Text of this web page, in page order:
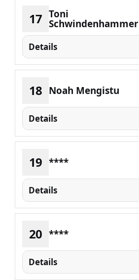
17 Toni
Schwindenhammer
Details
18 Noah Mengistu
Details
19 ****
Details
20 ****
Details